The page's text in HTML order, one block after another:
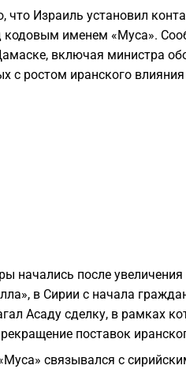
что Израиль установил
кодовым именем «Муса».
включая министра
с ростом иранского
начались после
в Сирии с начала
Асаду сделку, в рамках
поставок
связывался с